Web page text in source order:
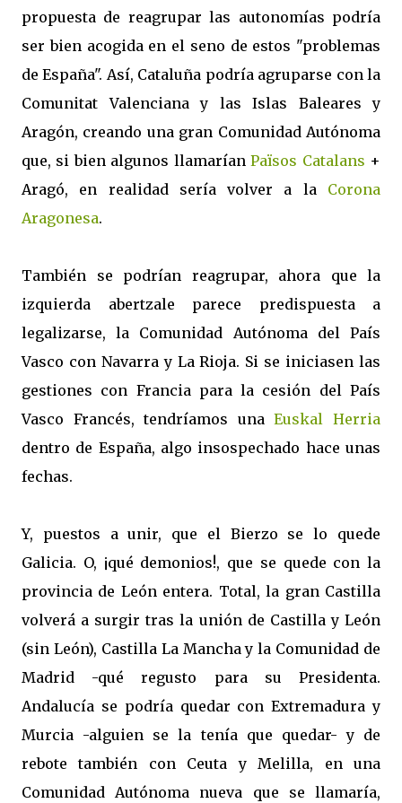
propuesta de reagrupar las autonomías podría
ser bien acogida en el seno de estos "problemas
de España". Así, Cataluña podría agruparse con la
Comunitat Valenciana y las Islas Baleares y
Aragón, creando una gran Comunidad Autónoma
que, si bien algunos llamaríanPaïsos Catalans +
Aragó, en realidad sería volver a la Corona
Aragonesa.
También se podrían reagrupar, ahora que la
izquierda abertzale parece predispuesta a
legalizarse, la Comunidad Autónoma del País
Vasco con Navarra y La Rioja. Si se iniciasen las
gestiones con Francia para la cesión del País
Vasco Francés, tendríamos unaEuskal Herria
dentro de España, algo insospechado hace unas
fechas.
Y, puestos a unir, que el Bierzo se lo quede
Galicia. O, ¡qué demonios!, que se quede con la
provincia de León entera. Total, la gran Castilla
volverá a surgir tras la unión de Castilla y León
(sin León), Castilla La Mancha y la Comunidad de
Madrid -qué regusto para su Presidenta.
Andalucía se podría quedar con Extremadura y
Murcia -alguien se la tenía que quedar- y de
rebote también con Ceuta y Melilla, en una
Comunidad Autónoma nueva que se llamaría,